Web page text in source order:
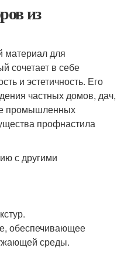
из
материал для
сочетает в себе
и эстетичность. Его
частных домов, дач,
промышленных
профнастила
с другими
обеспечивающее
среды.